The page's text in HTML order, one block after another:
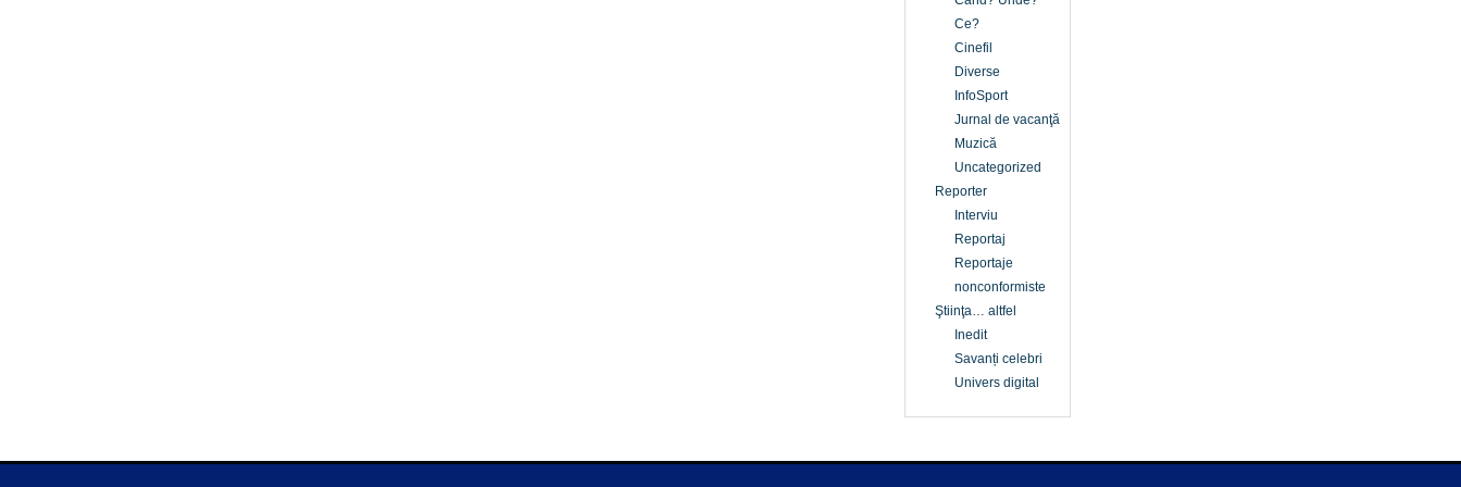
Ce?
Cinefil
Diverse
InfoSport
Jurnal de vacanţă
Muzică
Uncategorized
Reporter
Interviu
Reportaj
Reportaje
nonconformiste
Ştiinţa… altfel
Inedit
Savanți celebri
Univers digital